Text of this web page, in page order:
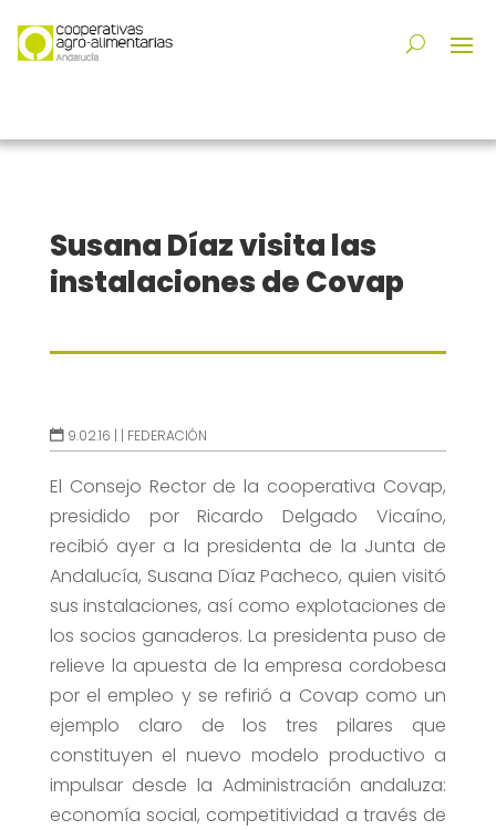
Susana Díaz visita las
instalaciones de Covap
9.02.16 | | FEDERACIÓN
El Consejo Rector de la cooperativa Covap,
presidido por Ricardo Delgado Vicaíno,
recibió ayer a la presidenta de la Junta de
Andalucía, Susana Díaz Pacheco, quien visitó
sus instalaciones, así como explotaciones de
los socios ganaderos. La presidenta puso de
relieve la apuesta de la empresa cordobesa
por el empleo y se refirió a Covap como un
ejemplo claro de los tres pilares que
constituyen el nuevo modelo productivo a
impulsar desde la Administración andaluza:
economía social, competitividad a través de